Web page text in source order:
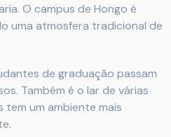
O campus de Hongo é
uma atmosfera tradicional de
de graduação passam
Também é o lar de várias
tem um ambiente mais